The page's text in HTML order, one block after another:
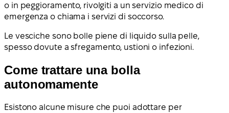
o in peggioramento, rivolgiti a un servizio medico di
emergenza o chiama i servizi di soccorso.
Le vesciche sono bolle piene di liquido sulla pelle,
spesso dovute a sfregamento, ustioni o infezioni.
Come trattare una bolla
autonomamente
Esistono alcune misure che puoi adottare per